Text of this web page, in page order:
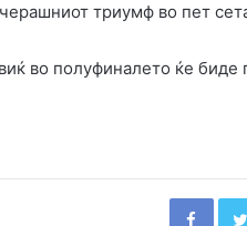
триумф во пет
во полуфиналето ќе биде